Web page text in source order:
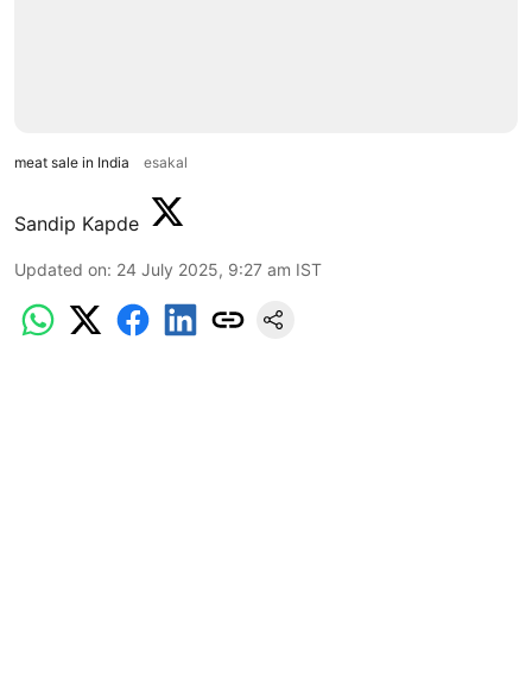
meat sale in India esakal
Sandip Kapde
Updated on: 24 July 2025, 9:27 am IST